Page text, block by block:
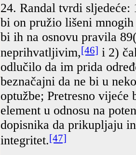
24. Randal tvrdi
bi on pružio lišeni
bi ih na osnovu pravila
neprihvatljivim,[46] i 2)
odlučilo da im prida
beznačajni da ne bi u
optužbe; Pretresno vijeće
element u odnosu na
dopisnika da prikupljaju
integritet.[47]